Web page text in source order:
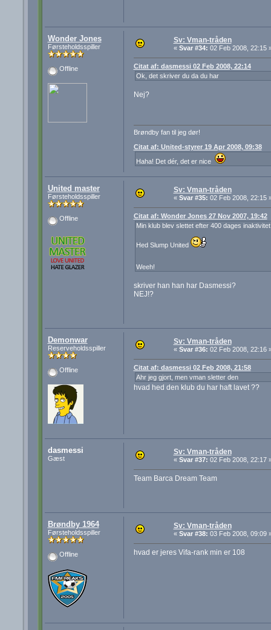
Wonder Jones
Førsteholdsspiller
Offline
Sv: Vman-tråden
« Svar #34: 02 Feb 2008, 22:15
Citat af: dasmessi 02 Feb 2008, 22:14
Ok, det skriver du da du har
Nej?
Brøndby fan til jeg dør!
Citat af: United-styrer 19 Apr 2008, 09:38
Haha! Det dér, det er nice
United master
Førsteholdsspiller
Offline
Sv: Vman-tråden
« Svar #35: 02 Feb 2008, 22:15
Citat af: Wonder Jones 27 Nov 2007, 19:42
Min klub blev slettet efter 400 dages
Hed Slump United
Weeh!
skriver han han har Dasmessi?
NEJ!?
Demonwar
Reserveholdsspiller
Offline
Sv: Vman-tråden
« Svar #36: 02 Feb 2008, 22:16
Citat af: dasmessi 02 Feb 2008, 21:58
Ahr jeg gjort, men vman sletter den
hvad hed den klub du har haft lavet ??
dasmessi
Gæst
Sv: Vman-tråden
« Svar #37: 02 Feb 2008, 22:17
Team Barca Dream Team
Brøndby 1964
Førsteholdsspiller
Offline
Sv: Vman-tråden
« Svar #38: 03 Feb 2008, 09:09
hvad er jeres Vifa-rank min er 108